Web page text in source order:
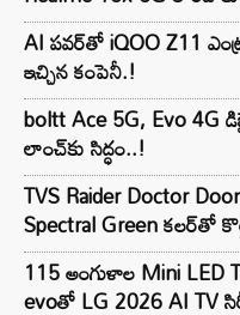
AI పవర్‌తో iQOO Z11
ఇచ్చిన కంపెనీ.!
boltt Ace 5G, Evo 4G
లాంచ్‌కు సిద్ధం..!
TVS Raider Doctor
Spectral Green కలర్‌తో
115 అంగుళాల Mini LED
evoతో LG 2026 AI